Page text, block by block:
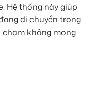
Hệ thống này giúp
di chuyển trong
không mong